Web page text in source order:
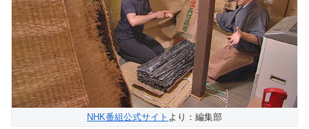
NHK番組公式サイト より：編集部